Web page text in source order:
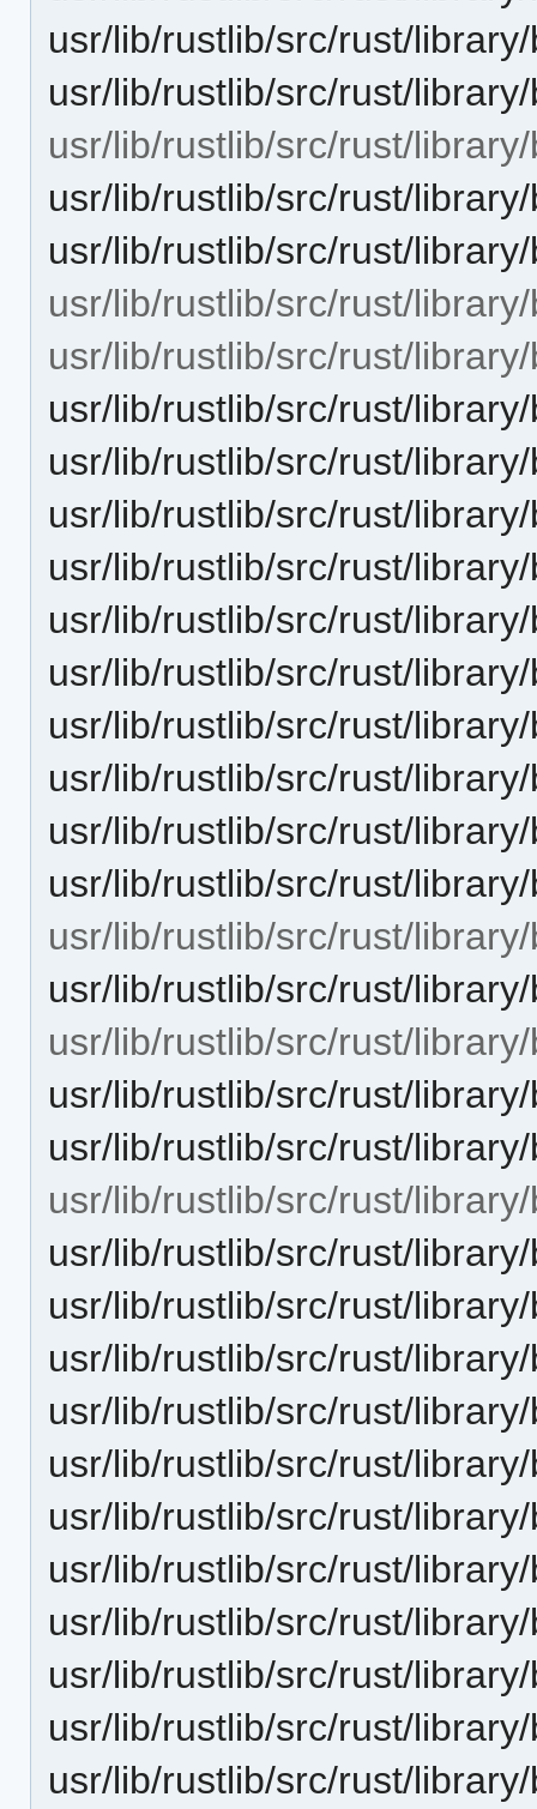
usr/lib/rustlib/src/rust/
usr/lib/rustlib/src/rust/
usr/lib/rustlib/src/rust/
usr/lib/rustlib/src/rust/
usr/lib/rustlib/src/rust/
usr/lib/rustlib/src/rust/
usr/lib/rustlib/src/rust/
usr/lib/rustlib/src/rust/
usr/lib/rustlib/src/rust/
usr/lib/rustlib/src/rust/
usr/lib/rustlib/src/rust/
usr/lib/rustlib/src/rust/
usr/lib/rustlib/src/rust/
usr/lib/rustlib/src/rust/
usr/lib/rustlib/src/rust/
usr/lib/rustlib/src/rust/
usr/lib/rustlib/src/rust/
usr/lib/rustlib/src/rust/
usr/lib/rustlib/src/rust/
usr/lib/rustlib/src/rust/
usr/lib/rustlib/src/rust/
usr/lib/rustlib/src/rust/
usr/lib/rustlib/src/rust/
usr/lib/rustlib/src/rust/
usr/lib/rustlib/src/rust/
usr/lib/rustlib/src/rust/
usr/lib/rustlib/src/rust/
usr/lib/rustlib/src/rust/
usr/lib/rustlib/src/rust/
usr/lib/rustlib/src/rust/
usr/lib/rustlib/src/rust/
usr/lib/rustlib/src/rust/
usr/lib/rustlib/src/rust/
usr/lib/rustlib/src/rust/